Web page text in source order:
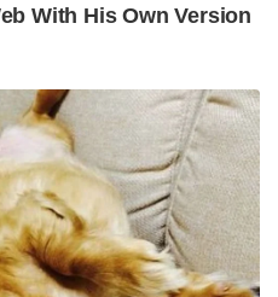
With His Own Version